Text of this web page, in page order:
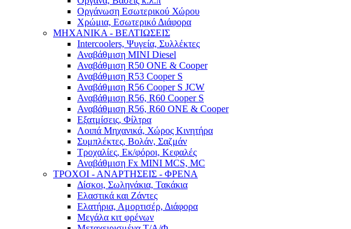
Οργάνωση Εσωτερικού Χώρου
Χρώμια, Εσωτερικό Διάφορα
ΜΗΧΑΝΙΚΑ - ΒΕΛΤΙΩΣΕΙΣ
Intercoolers, Ψυγεία, Συλλέκτες
Αναβάθμιση MINI Diesel
Αναβάθμιση R50 ONE & Cooper
Αναβάθμιση R53 Cooper S
Αναβάθμιση R56 Cooper S JCW
Αναβάθμιση R56, R60 Cooper S
Αναβάθμιση R56, R60 ONE & Cooper
Εξατμίσεις, Φίλτρα
Λοιπά Μηχανικά, Χώρος Κινητήρα
Συμπλέκτες, Βολάν, Σαζμάν
Τροχαλίες, Εκ/φόροι, Κεφαλές
Αναβάθμιση Fx MINI MCS, MC
ΤΡΟΧΟΙ - ΑΝΑΡΤΗΣΕΙΣ - ΦΡΕΝΑ
Δίσκοι, Σωληνάκια, Τακάκια
Ελαστικά και Ζάντες
Ελατήρια, Αμορτισέρ, Διάφορα
Μεγάλα κιτ φρένων